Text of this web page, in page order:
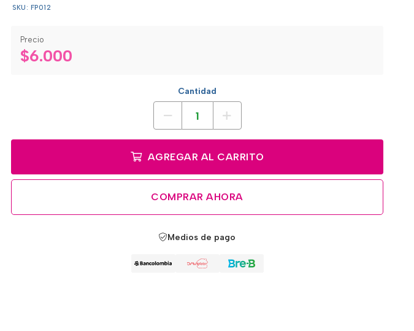
SKU: FP012
Precio
$6.000
Cantidad
AGREGAR AL CARRITO
COMPRAR AHORA
Medios de pago